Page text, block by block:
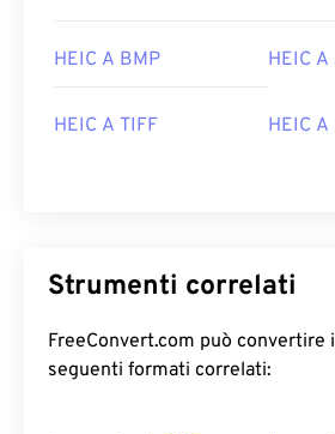
HEIC A BMP HEIC A
HEIC A TIFF HEIC A
Strumenti correlati
FreeConvert.com può convertire
seguenti formati correlati: